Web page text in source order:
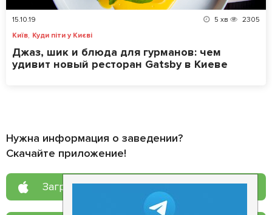
15.10.19 5 хв
2305
Київ, Куди піти у Києві
Джаз, шик и блюда для гурманов: чем
удивит новый ресторан Gatsby в Киеве
Нужна информация о заведении?
Скачайте приложение!
Загрузите в App Store